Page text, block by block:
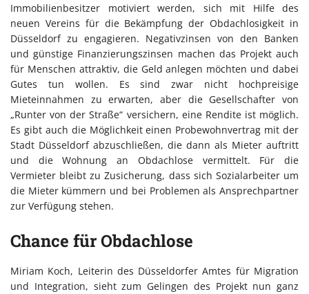
Immobilienbesitzer motiviert werden, sich mit Hilfe des
neuen Vereins für die Bekämpfung der Obdachlosigkeit in
Düsseldorf zu engagieren. Negativzinsen von den Banken
und günstige Finanzierungszinsen machen das Projekt auch
für Menschen attraktiv, die Geld anlegen möchten und dabei
Gutes tun wollen. Es sind zwar nicht hochpreisige
Mieteinnahmen zu erwarten, aber die Gesellschafter von
„Runter von der Straße“ versichern, eine Rendite ist möglich.
Es gibt auch die Möglichkeit einen Probewohnvertrag mit der
Stadt Düsseldorf abzuschließen, die dann als Mieter auftritt
und die Wohnung an Obdachlose vermittelt. Für die
Vermieter bleibt zu Zusicherung, dass sich Sozialarbeiter um
die Mieter kümmern und bei Problemen als Ansprechpartner
zur Verfügung stehen.
Chance für Obdachlose
Miriam Koch, Leiterin des Düsseldorfer Amtes für Migration
und Integration, sieht zum Gelingen des Projekt nun ganz